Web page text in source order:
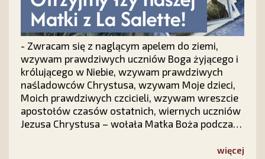
- Zwracam się z naglącym apelem do ziemi,
wzywam prawdziwych uczniów Boga żyjącego i
królującego w Niebie, wzywam prawdziwych
naśladowców Chrystusa, wzywam Moje dzieci,
Moich prawdziwych czcicieli, wzywam wreszcie
apostołów czasów ostatnich, wiernych uczniów
Jezusa Chrystusa – wołała Matka Boża podczas
Odpowiedzmy na Jej słowa. Nie pozostańmywięcej